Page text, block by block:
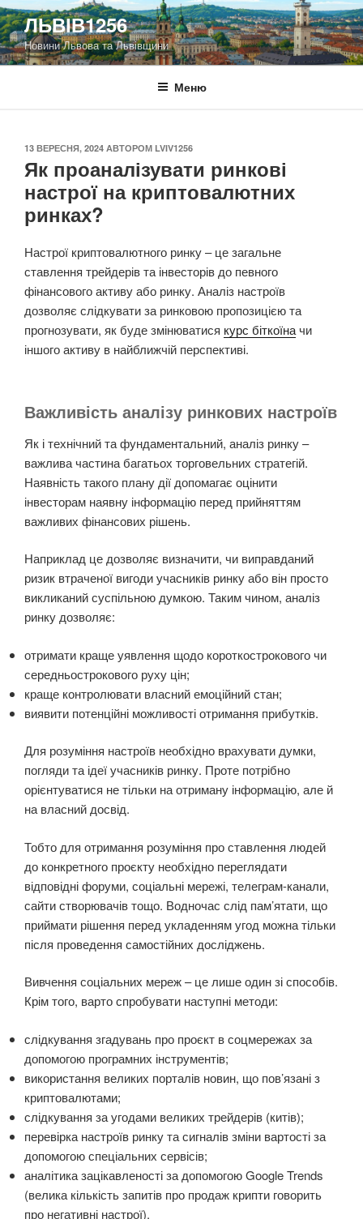
Перейти
до
вмісту
ЛЬВІВ1256
Новини Львова та Львівщини
Меню
ОПУБЛІКОВАНО
13 ВЕРЕСНЯ, 2024 АВТОРОМ LVIV1256
Як проаналізувати ринкові
настрої на криптовалютних
ринках?
Настрої криптовалютного ринку – це загальне
ставлення трейдерів та інвесторів до певного
фінансового активу або ринку. Аналіз настроїв
дозволяє слідкувати за ринковою пропозицією та
прогнозувати, як буде змінюватися курс біткоїначи
іншого активу в найближчій перспективі.
Важливість аналізу ринкових настроїв
Як і технічний та фундаментальний, аналіз ринку –
важлива частина багатьох торговельних стратегій.
Наявність такого плану дії допомагає оцінити
інвесторам наявну інформацію перед прийняттям
важливих фінансових рішень.
Наприклад це дозволяє визначити, чи виправданий
ризик втраченої вигоди учасників ринку або він просто
викликаний суспільною думкою. Таким чином, аналіз
ринку дозволяє:
отримати краще уявлення щодо короткострокового чи
середньострокового руху цін;
краще контролювати власний емоційний стан;
виявити потенційні можливості отримання прибутків.
Для розуміння настроїв необхідно врахувати думки,
погляди та ідеї учасників ринку. Проте потрібно
орієнтуватися не тільки на отриману інформацію, але й
на власний досвід.
Тобто для отримання розуміння про ставлення людей
до конкретного проєкту необхідно переглядати
відповідні форуми, соціальні мережі, телеграм-канали,
сайти створювачів тощо. Водночас слід пам’ятати, що
приймати рішення перед укладенням угод можна тільки
після проведення самостійних досліджень.
Вивчення соціальних мереж – це лише один зі способів.
Крім того, варто спробувати наступні методи:
слідкування згадувань про проєкт в соцмережах за
допомогою програмних інструментів;
використання великих порталів новин, що пов’язані з
криптовалютами;
слідкування за угодами великих трейдерів (китів);
перевірка настроїв ринку та сигналів зміни вартості за
допомогою спеціальних сервісів;
аналітика зацікавленості за допомогою Google Trends
(велика кількість запитів про продаж крипти говорить
про негативні настрої).